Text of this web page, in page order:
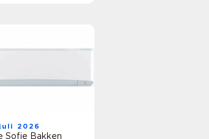
2026
Sofie Bakken